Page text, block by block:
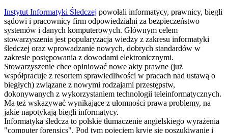
Instytut Informatyki Śledczej powołali informatycy, prawnicy, biegli
sądowi i pracownicy firm odpowiedzialni za bezpieczeństwo
systemów i danych komputerowych. Głównym celem
stowarzyszenia jest popularyzacja wiedzy z zakresu informatyki
śledczej oraz wprowadzanie nowych, dobrych standardów w
zakresie postępowania z dowodami elektronicznymi.
Stowarzyszenie chce opiniować nowe akty prawne (już
współpracuje z resortem sprawiedliwości w pracach nad ustawą o
biegłych) związane z nowymi rodzajami przestępstw,
dokonywanych z wykorzystaniem technologii teleinformatycznych.
Ma też wskazywać wynikające z ułomności prawa problemy, na
jakie napotykają biegli informatycy.
Informatyka śledcza to polskie tłumaczenie angielskiego wyrażenia
"computer forensics". Pod tym pojęciem kryje się poszukiwanie i